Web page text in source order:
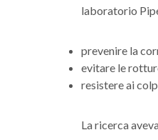
laboratorio
prevenire la
evitare le
resistere ai
La ricerca